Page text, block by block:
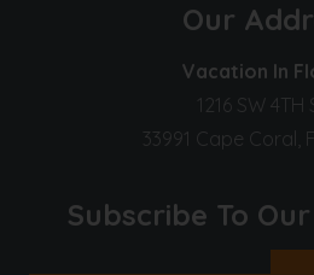
Our
Vacation In
1216 SW 4TH
33991 Cape Coral,
Subscribe To